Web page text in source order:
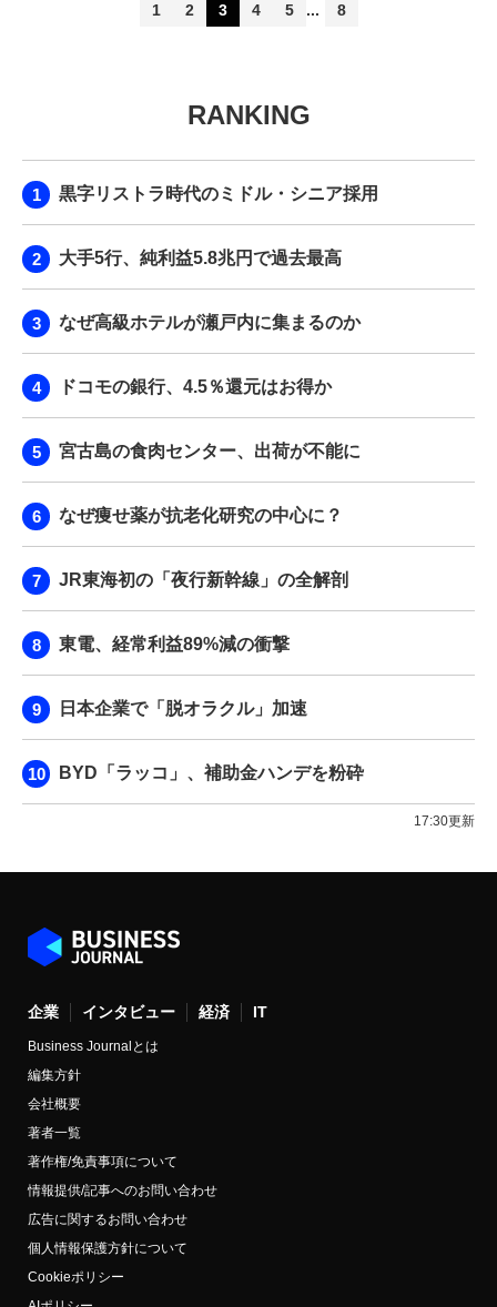
1 2 3 4 5 8
RANKING
黒字リストラ時代のミドル・シニア採用
大手5行、純利益5.8兆円で過去最高
なぜ高級ホテルが瀬戸内に集まるのか
ドコモの銀行、4.5％還元はお得か
宮古島の食肉センター、出荷が不能に
なぜ痩せ薬が抗老化研究の中心に？
JR東海初の「夜行新幹線」の全解剖
東電、経常利益89%減の衝撃
日本企業で「脱オラクル」加速
BYD「ラッコ」、補助金ハンデを粉砕
17:30更新
企業 インタビュー 経済 IT
Business Journalとは
編集方針
会社概要
著者一覧
著作権/免責事項について
情報提供/記事へのお問い合わせ
広告に関するお問い合わせ
個人情報保護方針について
Cookieポリシー